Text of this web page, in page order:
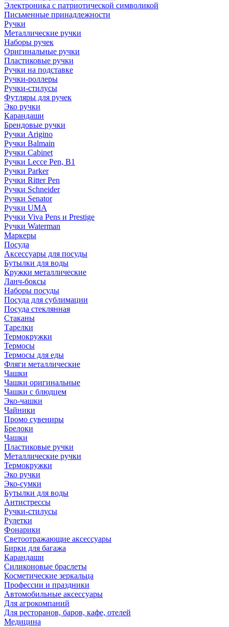
Электроника с патриотической символикой
Письменные принадлежности
Ручки
Металлические ручки
Наборы ручек
Оригинальные ручки
Пластиковые ручки
Ручки на подставке
Ручки-роллеры
Ручки-стилусы
Футляры для ручек
Эко ручки
Карандаши
Брендовые ручки
Ручки Arigino
Ручки Balmain
Ручки Cabinet
Ручки Lecce Pen, B1
Ручки Parker
Ручки Ritter Pen
Ручки Schneider
Ручки Senator
Ручки UMA
Ручки Viva Pens и Prestige
Ручки Waterman
Маркеры
Посуда
Аксессуары для посуды
Бутылки для воды
Кружки металлические
Ланч-боксы
Наборы посуды
Посуда для сублимации
Посуда стеклянная
Стаканы
Тарелки
Термокружки
Термосы
Термосы для еды
Фляги металлические
Чашки
Чашки оригинальные
Чашки с блюдцем
Эко-чашки
Чайники
Промо сувениры
Брелоки
Чашки
Пластиковые ручки
Металлические ручки
Термокружки
Эко ручки
Эко-сумки
Бутылки для воды
Антистрессы
Ручки-стилусы
Рулетки
Фонарики
Светоотражающие аксессуары
Бирки для багажа
Карандаши
Силиконовые браслеты
Косметические зеркальца
Профессии и праздники
Автомобильные аксессуары
Для агрокомпаний
Для ресторанов, баров, кафе, отелей
Медицина